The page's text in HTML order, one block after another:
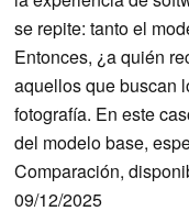
se repite: tanto el
Entonces, ¿a quién
aquellos que buscan
fotografía. En este
del modelo base,
Comparación,
09/12/2025